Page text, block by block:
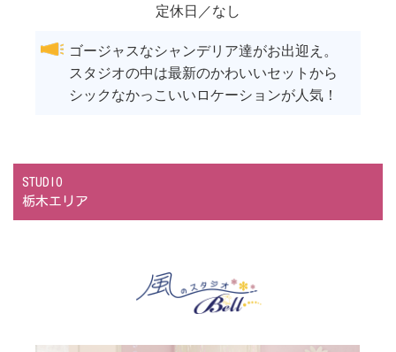
定休日／なし
ゴージャスなシャンデリア達がお出迎え。
スタジオの中は最新のかわいいセットから
シックなかっこいいロケーションが人気！
STUDIO
栃木エリア